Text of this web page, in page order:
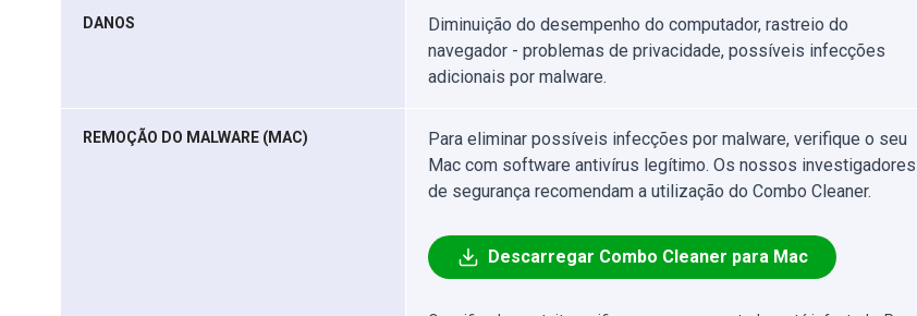
DANOS
Diminuição do desempenho do computador, rastreio do
navegador - problemas de privacidade, possíveis infecções
adicionais por malware.
REMOÇÃO DO MALWARE (MAC)
Para eliminar possíveis infecções por malware, verifique o seu
Mac com software antivírus legítimo. Os nossos investigadores
de segurança recomendam a utilização do Combo Cleaner.
Descarregar Combo Cleaner para Mac